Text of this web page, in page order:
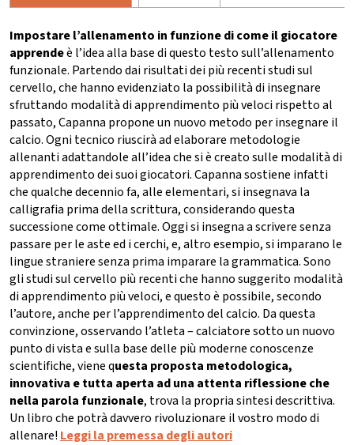
Impostare l’allenamento in funzione di come il giocatore
apprendeè l’idea alla base di questo testo sull’allenamento
funzionale. Partendo dai risultati dei più recenti studi sul
cervello, che hanno evidenziato la possibilità di insegnare
sfruttando modalità di apprendimento più veloci rispetto al
passato, Capanna propone un nuovo metodo per insegnare il
calcio. Ogni tecnico riuscirà ad elaborare metodologie
allenanti adattandole all’idea che si è creato sulle modalità di
apprendimento dei suoi giocatori. Capanna sostiene infatti
che qualche decennio fa, alle elementari, si insegnava la
calligrafia prima della scrittura, considerando questa
successione come ottimale. Oggi si insegna a scrivere senza
passare per le aste ed i cerchi, e, altro esempio, si imparano le
lingue straniere senza prima imparare la grammatica. Sono
gli studi sul cervello più recenti che hanno suggerito modalità
di apprendimento più veloci, e questo è possibile, secondo
l’autore, anche per l’apprendimento del calcio. Da questa
convinzione, osservando l’atleta – calciatore sotto un nuovo
punto di vista e sulla base delle più moderne conoscenze
scientifiche, viene questa proposta metodologica,
innovativa e tutta aperta ad una attenta riflessione che
nella parola funzionale, trova la propria sintesi descrittiva.
Un libro che potrà davvero rivoluzionare il vostro modo di
allenare! Leggi la premessa degli autori